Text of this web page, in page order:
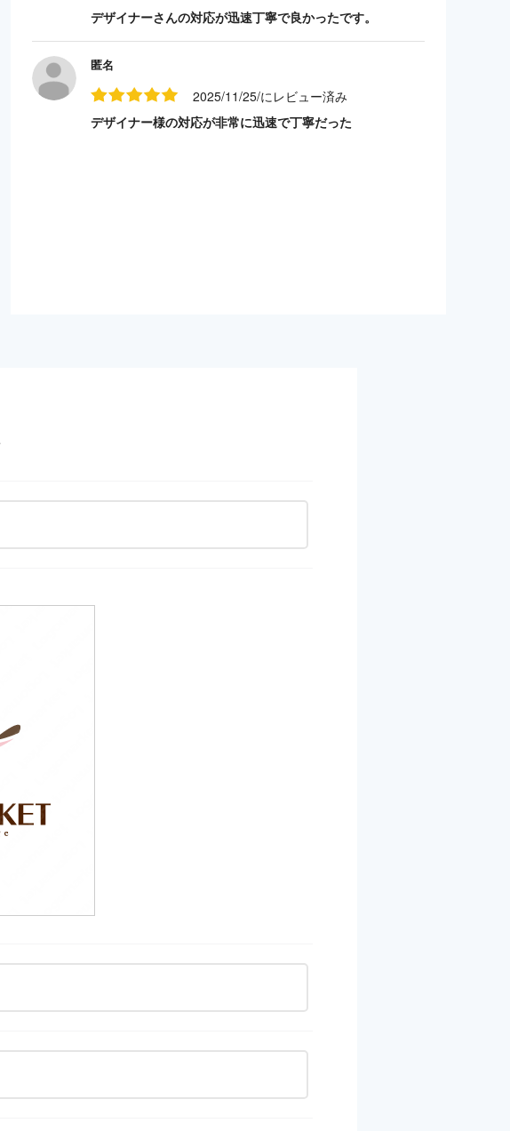
デザイナーさんの対応が迅速丁寧で良かったです。
匿名
2025/11/25/にレビュー済み
デザイナー様の対応が非常に迅速で丁寧だった